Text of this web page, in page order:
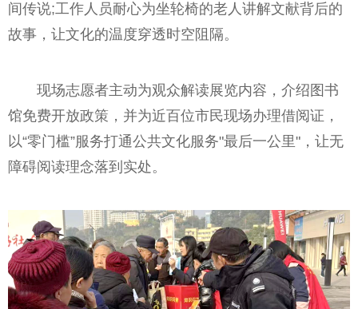
间传说;工作人员耐心为坐轮椅的老人讲解文献背后的
故事，让文化的温度穿透时空阻隔。
现场志愿者主动为观众解读展览内容，介绍图书
馆免费开放政策，并为近百位市民现场办理借阅证，
以“零门槛”服务打通公共文化服务"最后一公里"，让无
障碍阅读理念落到实处。